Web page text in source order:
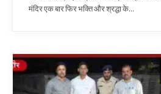
मंदिर एक बार फिर भक्ति और श्रद्धा के…